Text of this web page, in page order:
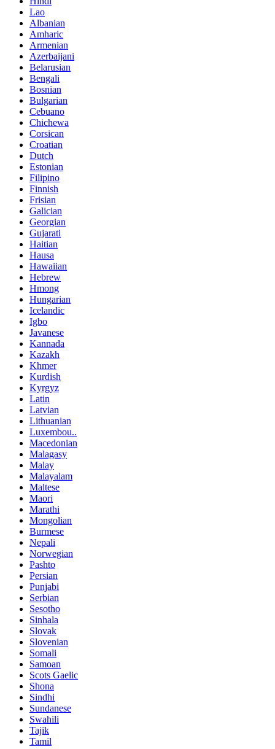
Lao
Albanian
Amharic
Armenian
Azerbaijani
Belarusian
Bengali
Bosnian
Bulgarian
Cebuano
Chichewa
Corsican
Croatian
Dutch
Estonian
Filipino
Finnish
Frisian
Galician
Georgian
Gujarati
Haitian
Hausa
Hawaiian
Hebrew
Hmong
Hungarian
Icelandic
Igbo
Javanese
Kannada
Kazakh
Khmer
Kurdish
Kyrgyz
Latin
Latvian
Lithuanian
Luxembou..
Macedonian
Malagasy
Malay
Malayalam
Maltese
Maori
Marathi
Mongolian
Burmese
Nepali
Norwegian
Pashto
Persian
Punjabi
Serbian
Sesotho
Sinhala
Slovak
Slovenian
Somali
Samoan
Scots Gaelic
Shona
Sindhi
Sundanese
Swahili
Tajik
Tamil